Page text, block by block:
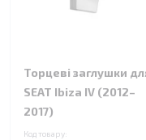
Торцеві заглушки
SEAT Ibiza IV (2012–
2017)
Код товару: